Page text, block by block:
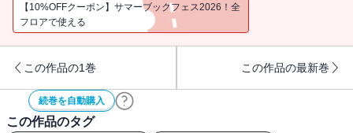
【10%OFFクーポン】サマーブックフェス2026！全
フロアで使える
この作品の1巻 この作品の最新巻
続巻を自動購入
この作品のタグ